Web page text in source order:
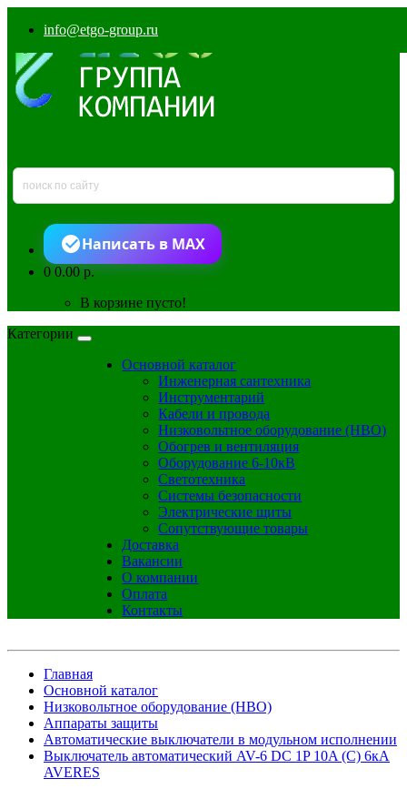
info@etgo-group.ru
Написать в MAX
00.00 р.
В корзине пусто!
Категории
Основной каталог
Инженерная сантехника
Инструментарий
Кабели и провода
Низковольтное оборудование (НВО)
Обогрев и вентиляция
Оборудование 6-10кВ
Светотехника
Системы безопасности
Электрические щиты
Сопутствующие товары
Доставка
Вакансии
О компании
Оплата
Контакты
Главная
Основной каталог
Низковольтное оборудование (НВО)
Аппараты защиты
Автоматические выключатели в модульном исполнении
Выключатель автоматический AV-6 DC 1P 10A (C) 6кА
AVERES